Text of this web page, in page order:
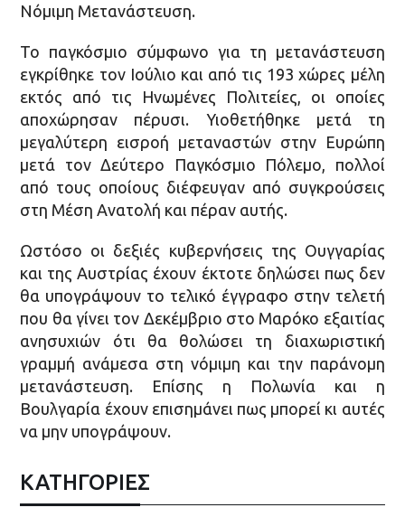
Νόμιμη Μετανάστευση.
Το παγκόσμιο σύμφωνο για τη μετανάστευση
εγκρίθηκε τον Ιούλιο και από τις 193 χώρες μέλη
εκτός από τις Ηνωμένες Πολιτείες, οι οποίες
αποχώρησαν πέρυσι. Υιοθετήθηκε μετά τη
μεγαλύτερη εισροή μεταναστών στην Ευρώπη
μετά τον Δεύτερο Παγκόσμιο Πόλεμο, πολλοί
από τους οποίους διέφευγαν από συγκρούσεις
στη Μέση Ανατολή και πέραν αυτής.
Ωστόσο οι δεξιές κυβερνήσεις της Ουγγαρίας
και της Αυστρίας έχουν έκτοτε δηλώσει πως δεν
θα υπογράψουν το τελικό έγγραφο στην τελετή
που θα γίνει τον Δεκέμβριο στο Μαρόκο εξαιτίας
ανησυχιών ότι θα θολώσει τη διαχωριστική
γραμμή ανάμεσα στη νόμιμη και την παράνομη
μετανάστευση. Επίσης η Πολωνία και η
Βουλγαρία έχουν επισημάνει πως μπορεί κι αυτές
να μην υπογράψουν.
ΚΑΤΗΓΟΡΙΕΣ